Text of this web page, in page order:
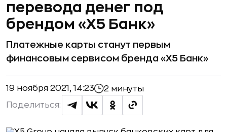
перевода денег под
брендом «Х5 Банк»
Платежные карты станут первым
финансовым сервисом бренда «Х5 Банк»
19 ноября 2021, 14:23 2 минуты
Поделиться: